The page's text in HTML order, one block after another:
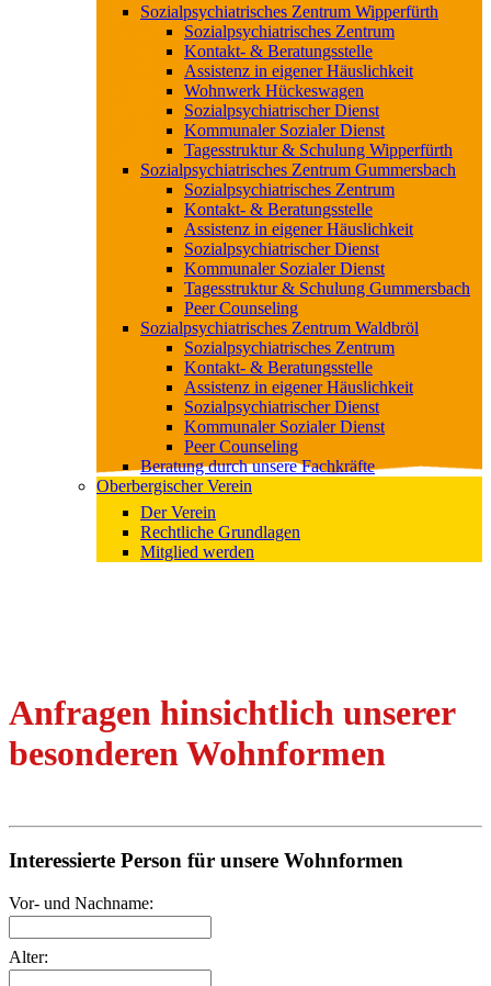
Sozialpsychiatrisches Zentrum Wipperfürth
Sozialpsychiatrisches Zentrum
Kontakt- & Beratungsstelle
Assistenz in eigener Häuslichkeit
Wohnwerk Hückeswagen
Sozialpsychiatrischer Dienst
Kommunaler Sozialer Dienst
Tagesstruktur & Schulung Wipperfürth
Sozialpsychiatrisches Zentrum Gummersbach
Sozialpsychiatrisches Zentrum
Kontakt- & Beratungsstelle
Assistenz in eigener Häuslichkeit
Sozialpsychiatrischer Dienst
Kommunaler Sozialer Dienst
Tagesstruktur & Schulung Gummersbach
Peer Counseling
Sozialpsychiatrisches Zentrum Waldbröl
Sozialpsychiatrisches Zentrum
Kontakt- & Beratungsstelle
Assistenz in eigener Häuslichkeit
Sozialpsychiatrischer Dienst
Kommunaler Sozialer Dienst
Peer Counseling
Beratung durch unsere Fachkräfte
Oberbergischer Verein
Der Verein
Rechtliche Grundlagen
Mitglied werden
Anfragen hinsichtlich unserer
besonderen Wohnformen
Interessierte Person für unsere Wohnformen
Vor- und Nachname:
Alter: